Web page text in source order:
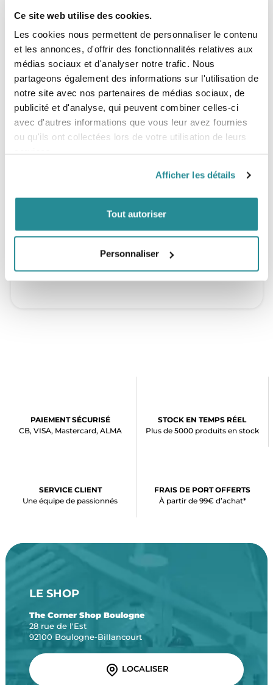
Ce site web utilise des cookies.
Les cookies nous permettent de personnaliser le contenu
et les annonces, d'offrir des fonctionnalités relatives aux
médias sociaux et d'analyser notre trafic. Nous
partageons également des informations sur l'utilisation de
notre site avec nos partenaires de médias sociaux, de
publicité et d'analyse, qui peuvent combiner celles-ci
avec d'autres informations que vous leur avez fournies
ou qu'ils ont collectées lors de votre utilisation de leurs
Afficher les détails
Tout autoriser
Personnaliser
SINGLESHOT FUSION SIDEWALLS:
Les rails de nos boards ne ressemblent à aucun autre rail
dans l'industrie du Wakeboard. L'Uréthane qui le
compose est versé sous forme liquide en une seule fois, il
vient alors épouser parfaitement le noyau en bois de la
board sans agraphes ni attaches. Ce sont les rails les plus
solides sur le marché.
VERTICALLY LAMINATED ALL WOOD CORE: La
construction du noyau nos boards en bois laminé
différence de tout autre matériau dans les boards de
sur les fautes de carres et les réceptions pour une
PAIEMENT SÉCURISÉ
CB, VISA, Mastercard, ALMA
STOCK EN TEMPS RÉEL
Plus de 5000 produits en stock
SERVICE CLIENT
Une équipe de passionnés
FRAIS DE PORT OFFERTS
À partir de 99€ d’achat*
LE SHOP
The Corner Shop Boulogne
28 rue de l'Est
92100 Boulogne-Billancourt
LOCALISER